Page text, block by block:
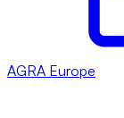
AGRA Europe